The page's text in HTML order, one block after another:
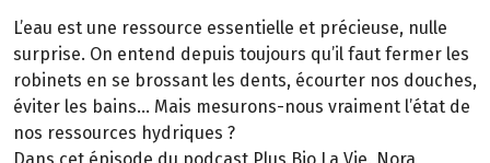
L’eau est une ressource essentielle et précieuse, nulle
surprise. On entend depuis toujours qu’il faut fermer les
robinets en se brossant les dents, écourter nos douches,
éviter les bains… Mais mesurons-nous vraiment l’état de
nos ressources hydriques ?